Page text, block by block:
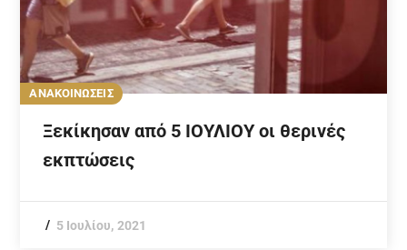
ΑΝΑΚΟΙΝΩΣΕΙΣ
Ξεκίκησαν από 5 ΙΟΥΛΙΟΥ οι θερινές
εκπτώσεις
5 Ιουλίου, 2021